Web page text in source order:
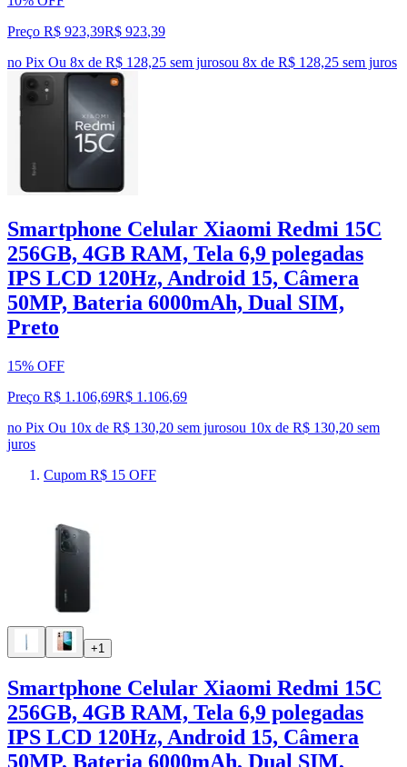
Preço R$ 923,39R$ 923,39
no Pix Ou 8x de R$ 128,25 sem jurosou 8x de R$ 128,25 sem juros
Smartphone Celular Xiaomi Redmi 15C
256GB, 4GB RAM, Tela 6,9 polegadas
IPS LCD 120Hz, Android 15, Câmera
50MP, Bateria 6000mAh, Dual SIM,
Preto
15% OFF
Preço R$ 1.106,69R$ 1.106,69
no Pix Ou 10x de R$ 130,20 sem jurosou 10x de R$ 130,20 sem
juros
Cupom R$ 15 OFF
+1
Smartphone Celular Xiaomi Redmi 15C
256GB, 4GB RAM, Tela 6,9 polegadas
IPS LCD 120Hz, Android 15, Câmera
50MP, Bateria 6000mAh, Dual SIM,